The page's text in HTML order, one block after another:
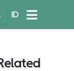
ID